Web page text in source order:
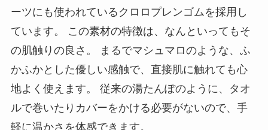
ーツにも使われているクロロプレンゴムを採用し
ています。 この素材の特徴は、なんといってもそ
の肌触りの良さ。 まるでマシュマロのような、ふ
かふかとした優しい感触で、直接肌に触れても心
地よく使えます。 従来の湯たんぽのように、タオ
ルで巻いたりカバーをかける必要がないので、手
軽に温かさを体感できます。